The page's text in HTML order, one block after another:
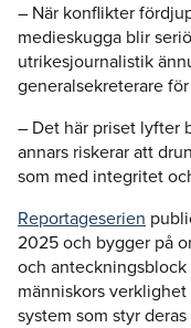
– När konflikter
medieskugga blir
utrikesjournalistik
generalsekreterare
– Det här priset lyfter
annars riskerar att
som med integritet
Reportageserien
2025 och bygger på
och
människors
system som styr